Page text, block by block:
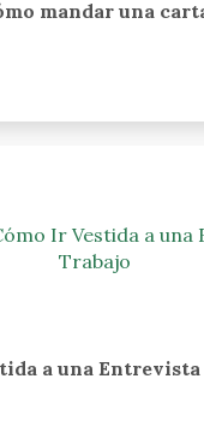
mandar una
a una